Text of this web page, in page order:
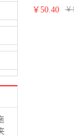
￥ 50.40 ￥